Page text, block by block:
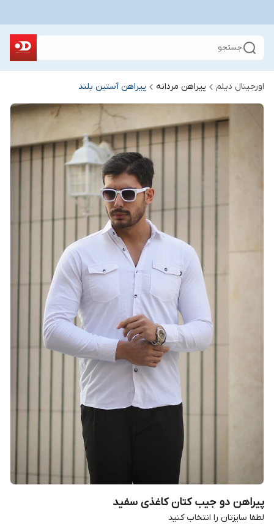
جستجو
اورجینال دیلم پیراهن مردانه پیراهن آستین بلند
پیراهن دو جیب کتان کاغذی سفید
لطفا سایزتان را انتخاب کنید